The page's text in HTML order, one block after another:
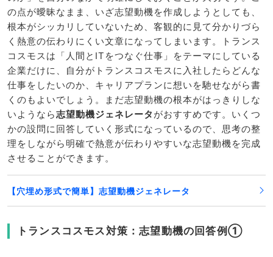
の点が曖昧なまま、いざ志望動機を作成しようとしても、
根本がシッカリしていないため、客観的に見て分かりづら
く熱意の伝わりにくい文章になってしまいます。トランス
コスモスは「人間とITをつなぐ仕事」をテーマにしている
企業だけに、自分がトランスコスモスに入社したらどんな
仕事をしたいのか、キャリアプランに想いを馳せながら書
くのもよいでしょう。まだ志望動機の根本がはっきりしな
いようなら志望動機ジェネレータ がおすすめです。いくつ
かの設問に回答していく形式になっているので、思考の整
理をしながら明確で熱意が伝わりやすいな志望動機を完成
させることができます。
【穴埋め形式で簡単】志望動機ジェネレータ
トランスコスモス対策：志望動機の回答例①